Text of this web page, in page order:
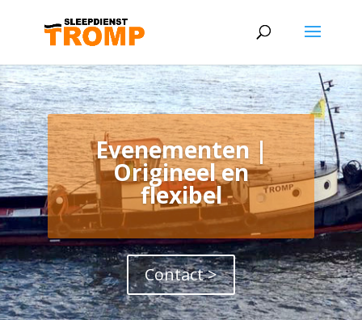
Evenementen |
Origineel en
flexibel
Contact >